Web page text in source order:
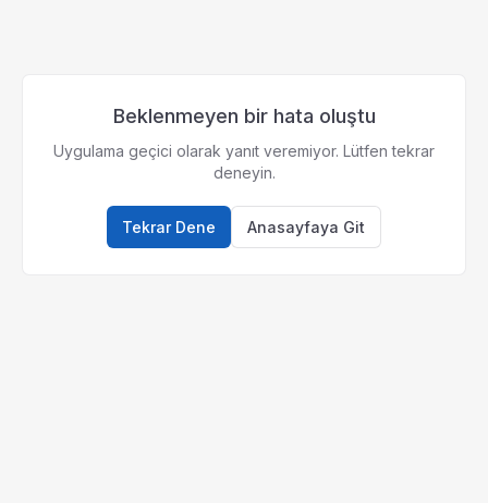
Beklenmeyen bir hata oluştu
Uygulama geçici olarak yanıt veremiyor. Lütfen tekrar
deneyin.
Tekrar Dene Anasayfaya Git